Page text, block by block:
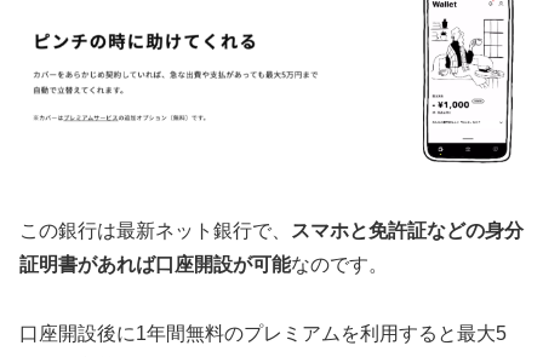
この銀行は最新ネット銀行で、 スマホと免許証などの身分
証明書があれば口座開設が可能なのです。
口座開設後に1年間無料のプレミアムを利用すると最大5